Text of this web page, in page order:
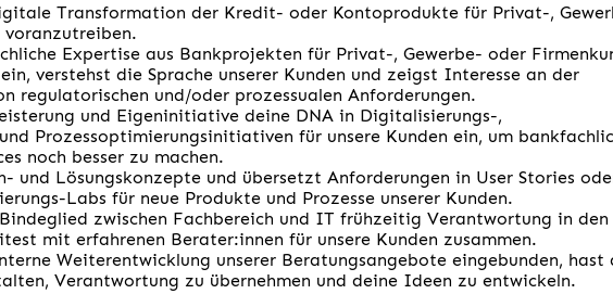
Transformation der Kredit- oder Kontoprodukte für Privat-,
voranzutreiben.
Expertise aus Bankprojekten für Privat-, Gewerbe- oder
verstehst die Sprache unserer Kunden und zeigst Interesse an der
regulatorischen und/oder prozessualen Anforderungen.
und Eigeninitiative deine DNA in Digitalisierungs-,
Prozessoptimierungsinitiativen für unsere Kunden ein, um
noch besser zu machen.
und Lösungskonzepte und übersetzt Anforderungen in User Stories
Labs für neue Produkte und Prozesse unserer Kunden.
zwischen Fachbereich und IT frühzeitig Verantwortung in den
mit erfahrenen Berater:innen für unsere Kunden zusammen.
Weiterentwicklung unserer Beratungsangebote eingebunden, hast
Verantwortung zu übernehmen und deine Ideen zu entwickeln.